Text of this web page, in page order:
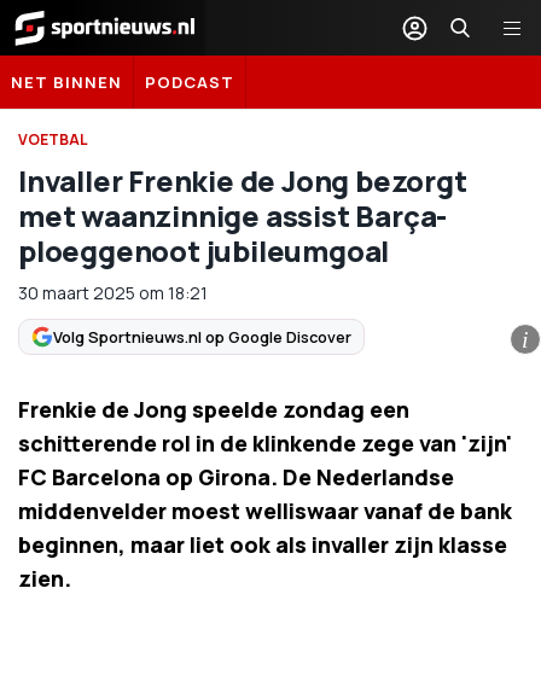
Sportnieuws.nl
NET BINNEN PODCAST
VOETBAL
Invaller Frenkie de Jong bezorgt
met waanzinnige assist Barça-
ploeggenoot jubileumgoal
30 maart 2025 om 18:21
Volg Sportnieuws.nl op Google Discover i
Frenkie de Jong speelde zondag een
schitterende rol in de klinkende zege van 'zijn'
FC Barcelona op Girona. De Nederlandse
middenvelder moest welliswaar vanaf de bank
beginnen, maar liet ook als invaller zijn klasse
zien.